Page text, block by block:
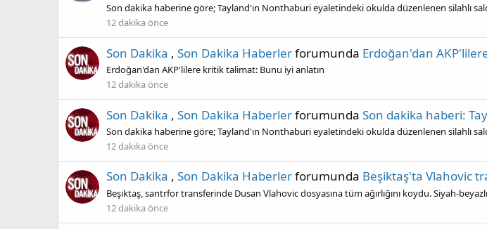
Son dakika haberine göre; Tayland'ın Nonthaburi eyaletindeki okulda düzenlenen silahlı
12 dakika önce
Son Dakika , Son Dakika Haberlerforumunda Erdoğan'dan
Erdoğan'dan AKP'lilere kritik talimat: Bunu iyi anlatın
12 dakika önce
Son Dakika , Son Dakika Haberlerforumunda Son dakika haberi:
Son dakika haberine göre; Tayland'ın Nonthaburi eyaletindeki okulda düzenlenen silahlı
12 dakika önce
Son Dakika , Son Dakika Haberlerforumunda Beşiktaş'ta Vlahovic
Beşiktaş, santrfor transferinde Dusan Vlahovic dosyasına tüm ağırlığını koydu. Siyah-
12 dakika önce